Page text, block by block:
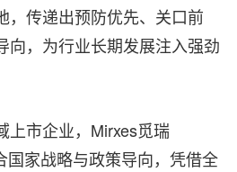
，传递出预防优先、关口前
向，为行业长期发展注入强劲
上市企业，Mirxes觅瑞
国家战略与政策导向，凭借全